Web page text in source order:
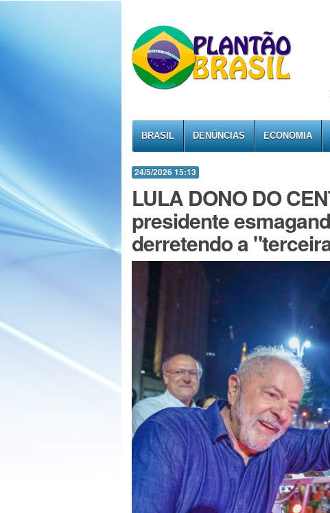
BRASIL DENÚNCIAS ECONOMIA
24/5/2026 15:13
LULA DONO DO
presidente
derretendo a